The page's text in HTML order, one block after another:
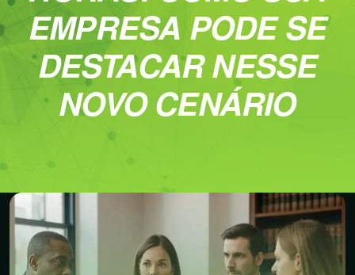
EMPRESA PODE SE
DESTACAR NESSE
NOVO CENÁRIO